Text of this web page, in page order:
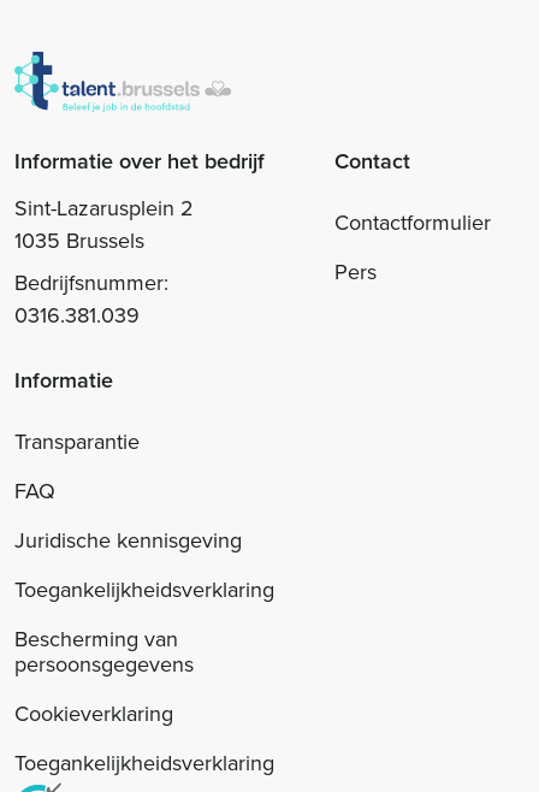
Informatie over het bedrijf
Sint-Lazarusplein 2
1035 Brussels
Bedrijfsnummer:
0316.381.039
Contact
Contactformulier
Pers
Informatie
Transparantie
FAQ
Juridische kennisgeving
Toegankelijkheidsverklaring
Bescherming van
persoonsgegevens
Cookieverklaring
Toegankelijkheidsverklaring